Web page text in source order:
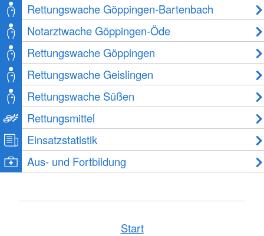
Rettungswache Göppingen-Bartenbach
Notarztwache Göppingen-Öde
Rettungswache Göppingen
Rettungswache Geislingen
Rettungswache Süßen
Rettungsmittel
Einsatzstatistik
Aus- und Fortbildung
Start